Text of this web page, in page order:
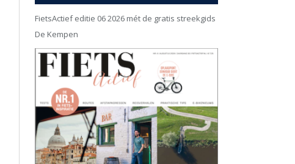
FietsActief editie 06 2026 mét de gratis streekgids
De Kempen